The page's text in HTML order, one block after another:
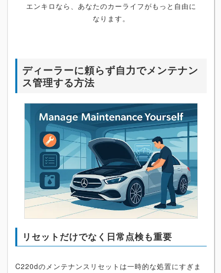
エンキロなら、あなたのカーライフがもっと自由に
なります。
ディーラーに頼らず自力でメンテナン
ス管理する方法
リセットだけでなく日常点検も重要
C220dのメンテナンスリセットは一時的な処置にすぎま